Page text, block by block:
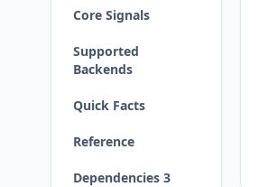
Core Signals
Supported
Backends
Quick Facts
Reference
Dependencies 3